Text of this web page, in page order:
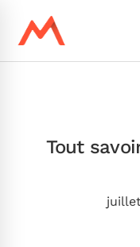
Tout